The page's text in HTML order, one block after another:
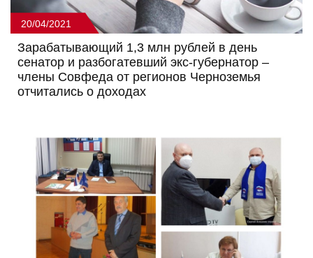
20/04/2021
Зарабатывающий 1,3 млн рублей в день
сенатор и разбогатевший экс-губернатор –
члены Совфеда от регионов Черноземья
отчитались о доходах